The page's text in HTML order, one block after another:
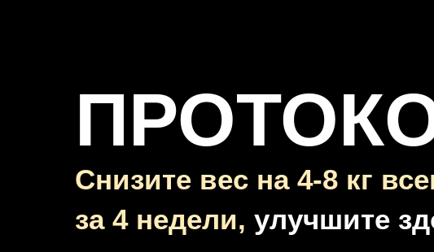
Снизите вес на 4-8 кг
за 4 недели, улучшите